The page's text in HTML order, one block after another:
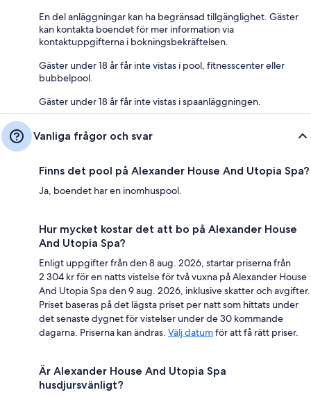
En del anläggningar kan ha begränsad tillgänglighet. Gäster
kan kontakta boendet för mer information via
kontaktuppgifterna i bokningsbekräftelsen.
Gäster under 18 år får inte vistas i pool, fitnesscenter eller
bubbelpool.
Gäster under 18 år får inte vistas i spaanläggningen.
Vanliga frågor och svar
Finns det pool på Alexander House And Utopia Spa?
Ja, boendet har en inomhuspool.
Hur mycket kostar det att bo på Alexander House
And Utopia Spa?
Enligt uppgifter från den 8 aug. 2026, startar priserna från
2 304 kr för en natts vistelse för två vuxna på Alexander House
And Utopia Spa den 9 aug. 2026, inklusive skatter och avgifter.
Priset baseras på det lägsta priset per natt som hittats under
det senaste dygnet för vistelser under de 30 kommande
dagarna. Priserna kan ändras. Välj datumför att få rätt priser.
Är Alexander House And Utopia Spa
husdjursvänligt?